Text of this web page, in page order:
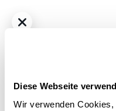
Diese Webseite
Wir verwenden